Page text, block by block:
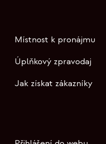
Místnost k pronájmu
Úplňkový zpravodaj
Jak získat zákazníky